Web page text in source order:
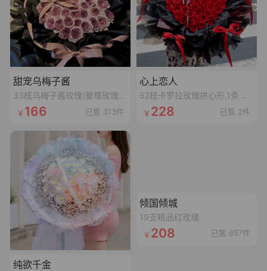
甜宠乌梅子酱
33枝乌梅子酱玫瑰(曼塔玫瑰喷乌梅子酱漆,拼心形),裸粉色蝴蝶结,裸粉色丝袋绕一圈,1条灯串
166 已售 313件
心上恋人
52枝卡罗拉玫瑰拼心形,1条十字黑色丝带,1个珍珠蝴蝶结,1张精美卡片(样式随机)
228 已售 2件
纯欲千金
倾国倾城
19支精品红玫瑰
208 已售 657件